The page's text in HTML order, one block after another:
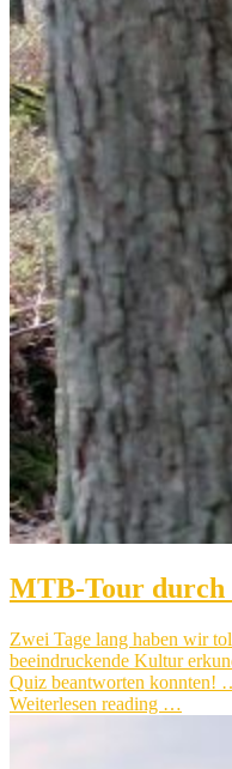
MTB-Tour durch
Zwei Tage lang haben wir
beeindruckende Kultur
Quiz beantworten konnten!
Weiterlesen reading …